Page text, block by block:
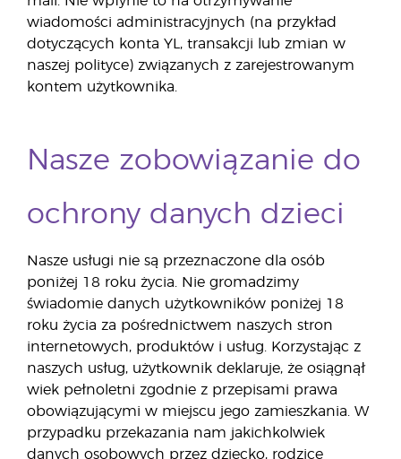
wiadomości administracyjnych (na przykład
dotyczących konta YL, transakcji lub zmian w
naszej polityce) związanych z zarejestrowanym
kontem użytkownika.
Nasze zobowiązanie do
ochrony danych dzieci
Nasze usługi nie są przeznaczone dla osób
poniżej 18 roku życia. Nie gromadzimy
świadomie danych użytkowników poniżej 18
roku życia za pośrednictwem naszych stron
internetowych, produktów i usług. Korzystając z
naszych usług, użytkownik deklaruje, że osiągnął
wiek pełnoletni zgodnie z przepisami prawa
obowiązującymi w miejscu jego zamieszkania. W
przypadku przekazania nam jakichkolwiek
danych osobowych przez dziecko, rodzice